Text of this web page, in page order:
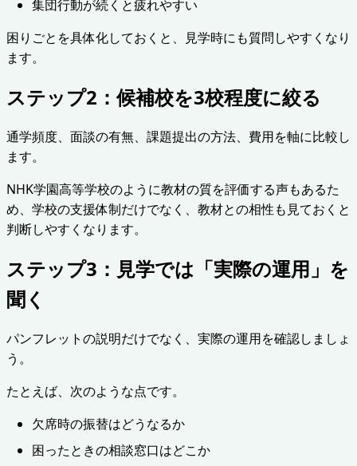
集団行動が続くと疲れやすい
困りごとを具体化しておくと、見学時にも質問しやすくなり
ます。
ステップ2：候補校を3校程度に絞る
通学頻度、面談の有無、課題提出の方法、費用を軸に比較し
ます。
NHK学園高等学校のように教材の質を評価する声もあるた
め、学校の支援体制だけでなく、教材との相性も見ておくと
判断しやすくなります。
ステップ3：見学では「実際の運用」を
聞く
パンフレットの説明だけでなく、実際の運用を確認しましょ
う。
たとえば、次のような点です。
欠席時の振替はどうなるか
困ったときの相談窓口はどこか